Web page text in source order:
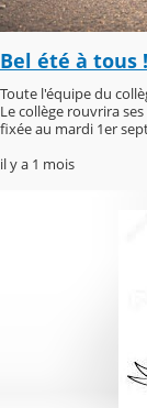
Bel été à tous !
Toute l'équipe du
Le collège rouvrira
fixée au mardi 1er
il y a 1 mois